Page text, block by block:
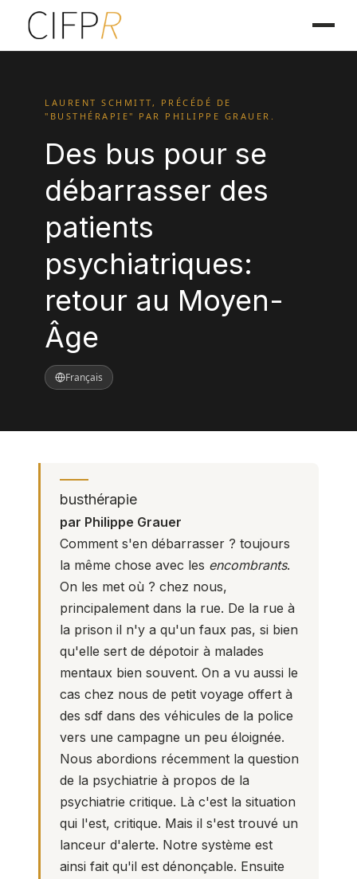
LAURENT SCHMITT, PRÉCÉDÉ DE
"BUSTHÉRAPIE" PAR PHILIPPE GRAUER.
Des bus pour se
débarrasser des
patients
psychiatriques:
retour au Moyen-
Âge
Français
busthérapie
par Philippe Grauer
Comment s'en débarrasser ? toujours
la même chose avec les encombrants.
On les met où ? chez nous,
principalement dans la rue. De la rue à
la prison il n'y a qu'un faux pas, si bien
qu'elle sert de dépotoir à malades
mentaux bien souvent. On a vu aussi le
cas chez nous de petit voyage offert à
des sdf dans des véhicules de la police
vers une campagne un peu éloignée.
Nous abordions récemment la question
de la psychiatrie à propos de la
psychiatrie critique. Là c'est la situation
qui l'est, critique. Mais il s'est trouvé un
lanceur d'alerte. Notre système est
ainsi fait qu'il est dénonçable. Ensuite